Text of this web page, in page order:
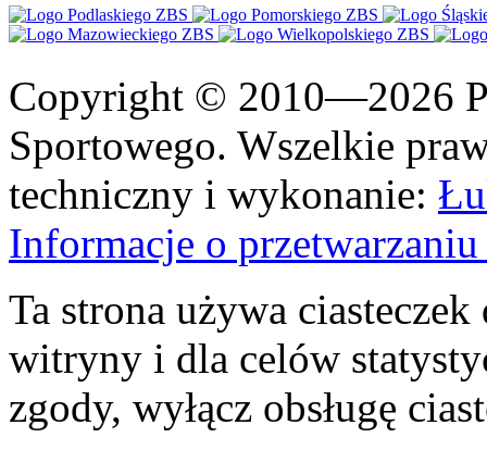
Copyright © 2010—2026
Sportowego. Wszelkie
techniczny i wykonanie:
Informacje o
Ta strona używa
witryny i dla celów
zgody, wyłącz obsługę